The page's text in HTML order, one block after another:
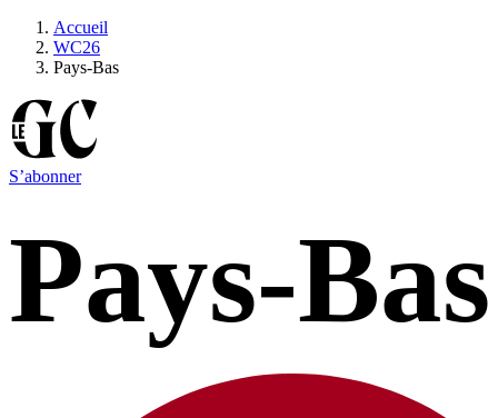
Accueil
WC26
Pays-Bas
S’abonner
Pays-Bas